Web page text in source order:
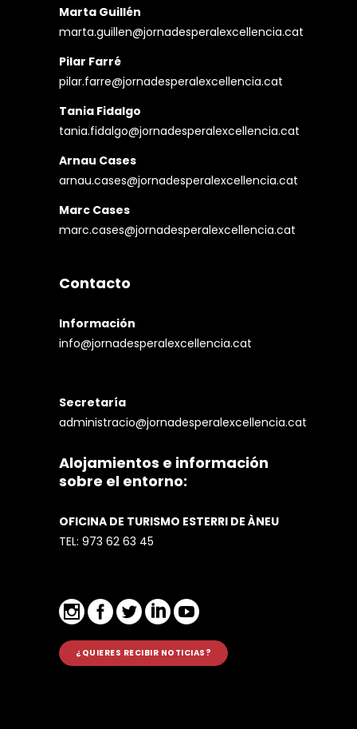
Marta Guillén
marta.guillen@jornadesperalexcellencia.cat
Pilar Farré
pilar.farre@jornadesperalexcellencia.cat
Tania Fidalgo
tania.fidalgo@jornadesperalexcellencia.cat
Arnau Cases
arnau.cases@jornadesperalexcellencia.cat
Marc Cases
marc.cases@jornadesperalexcellencia.cat
Contacto
Información
info@jornadesperalexcellencia.cat
Secretaría
administracio@jornadesperalexcellencia.cat
Alojamientos e información
sobre el entorno:
OFICINA DE TURISMO ESTERRI DE ÀNEU
TEL: 973 62 63 45
¿QUIERES RECIBIR NOTICIAS?